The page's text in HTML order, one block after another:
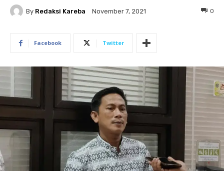
By Redaksi Kareba November 7, 2021 0
Facebook Twitter